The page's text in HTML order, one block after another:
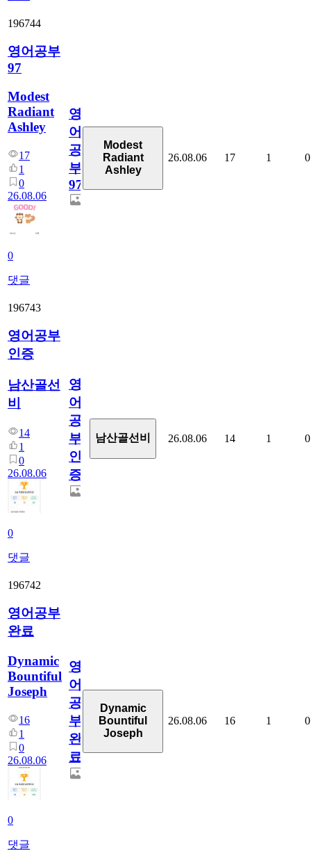
196744
영어공부
97
Modest
Radiant
Ashley
17
1
0
26.08.06
0
댓글
영
어
공
부
97
Modest
Radiant
Ashley
26.08.06 17 1 0
196743
영어공부
인증
남산골선
비
14
1
0
26.08.06
0
댓글
영
어
공
부
인
증
남산골선비 26.08.06 14 1 0
196742
영어공부
완료
Dynamic
Bountiful
Joseph
16
1
0
26.08.06
0
댓글
영
어
공
부
완
료
Dynamic
Bountiful
Joseph
26.08.06 16 1 0